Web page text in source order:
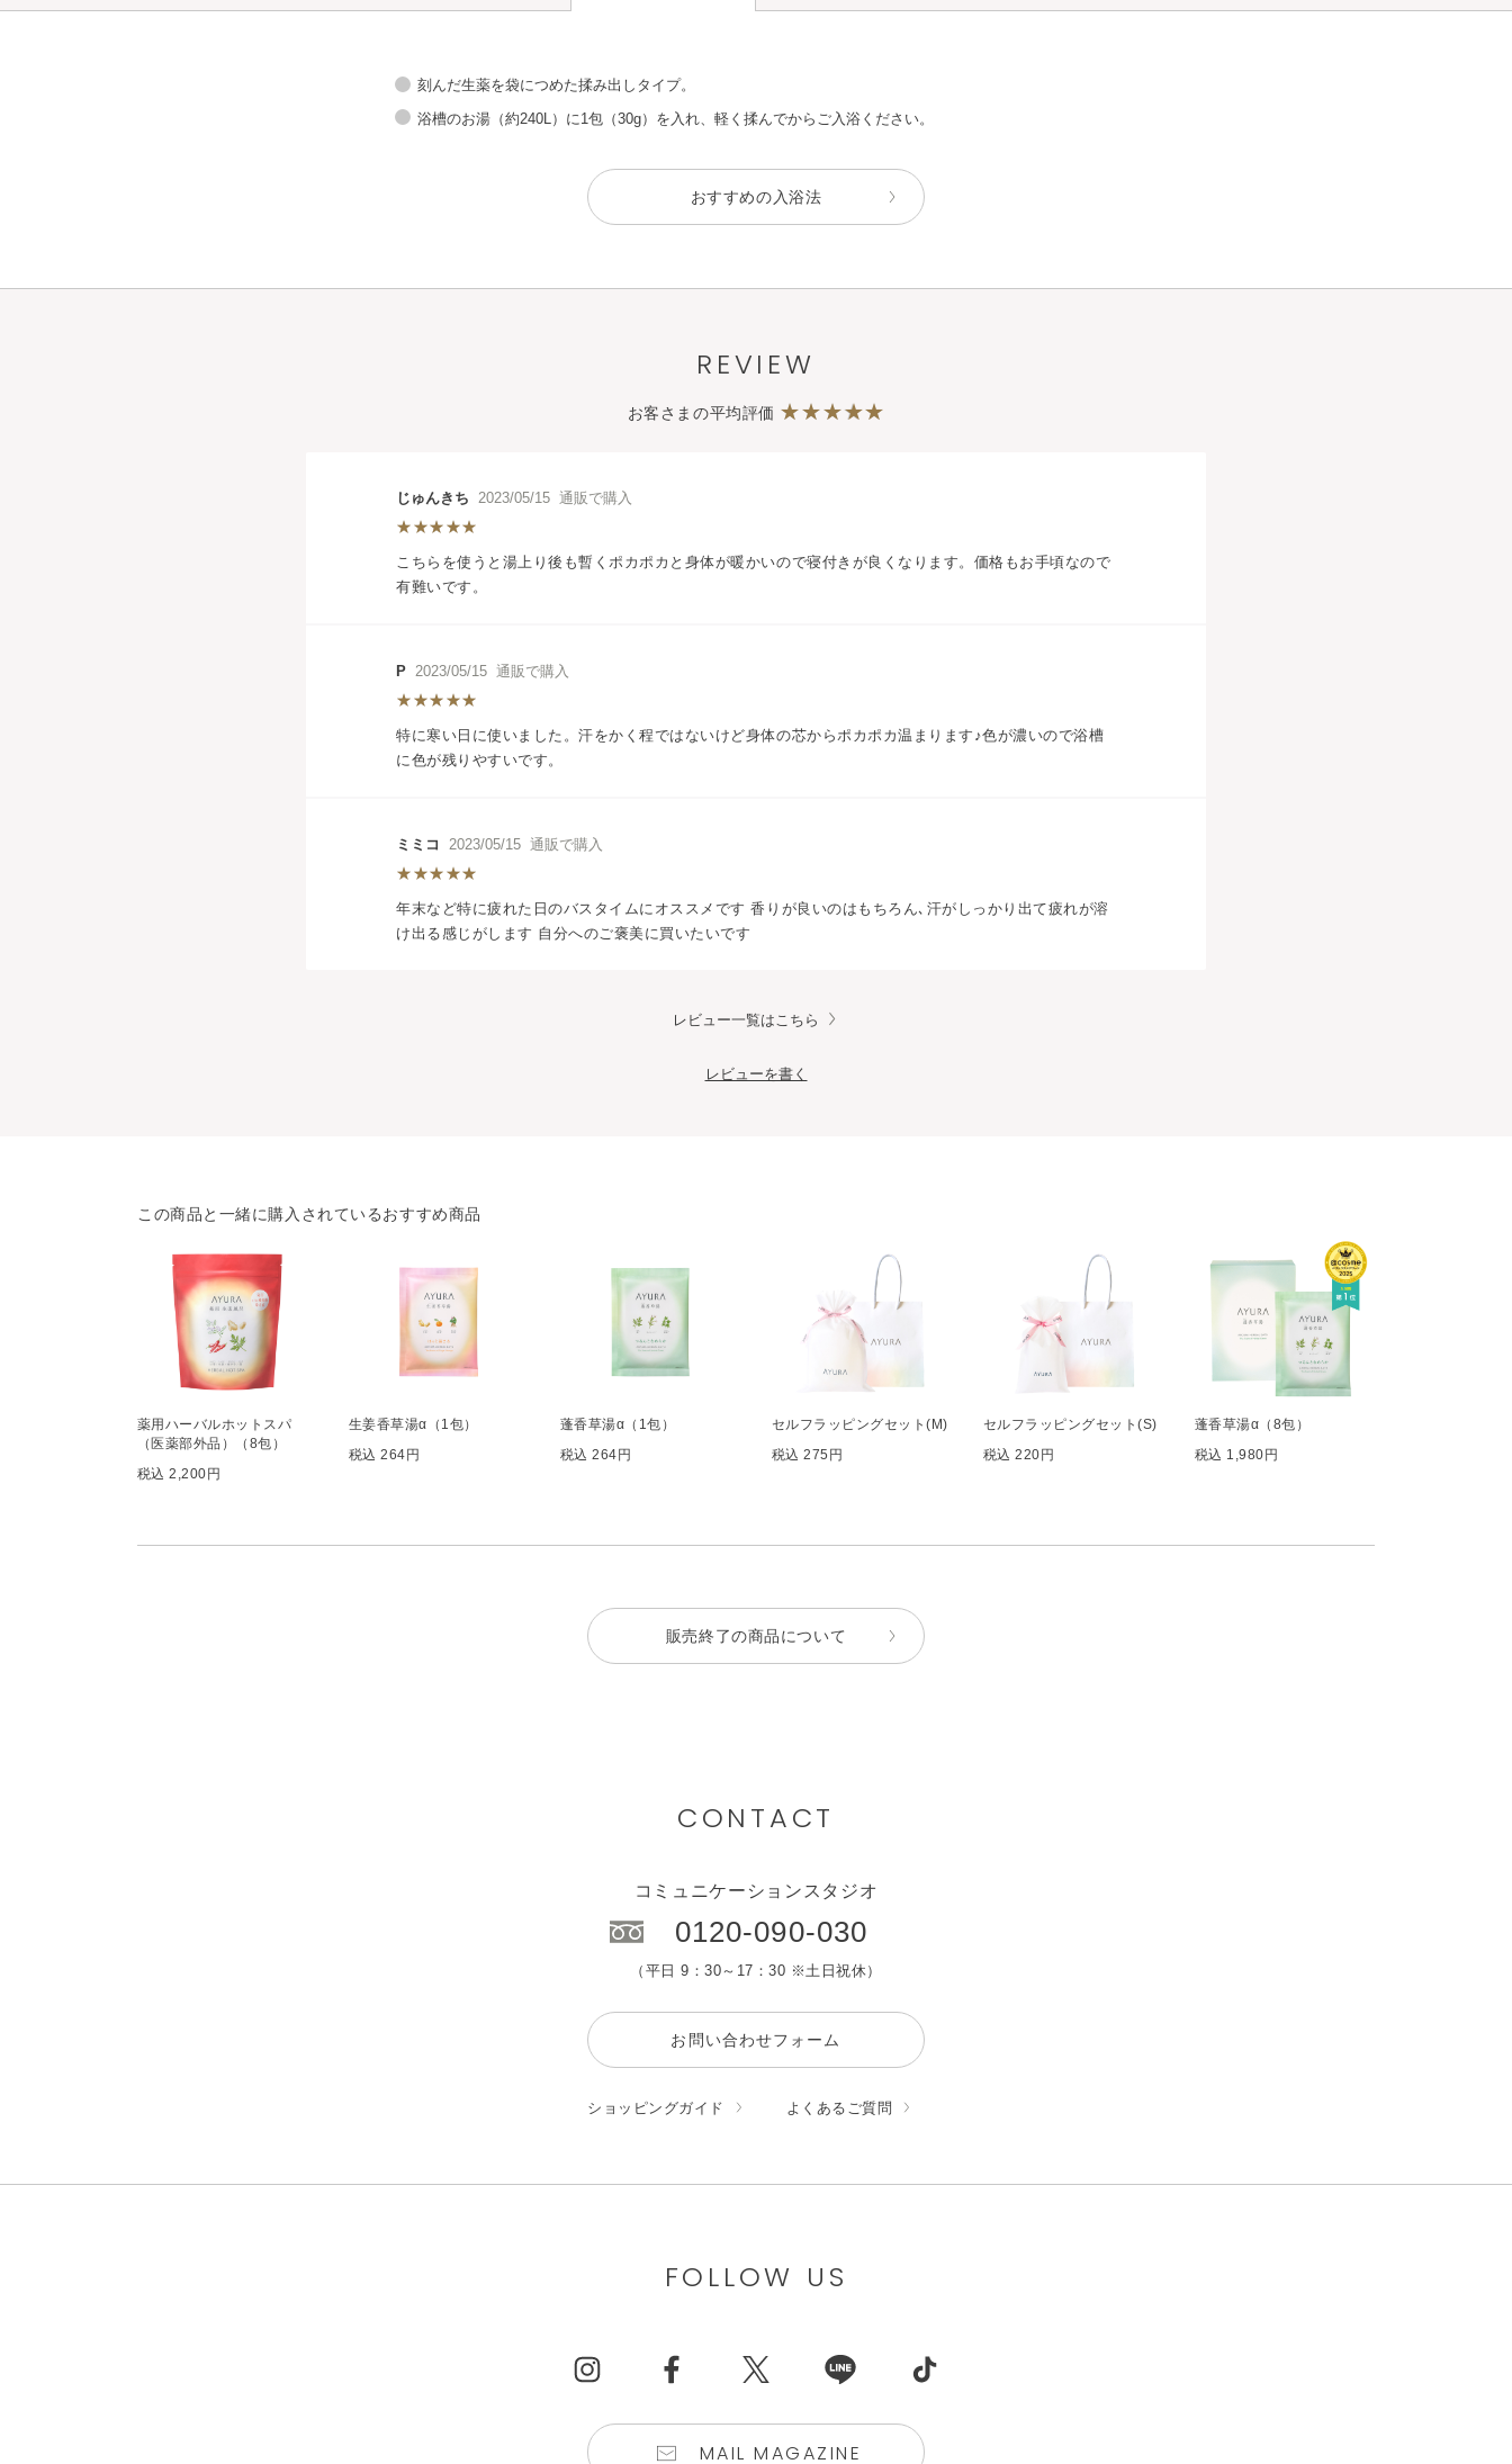
刻んだ生薬を袋につめた揉み出しタイプ。
浴槽のお湯（約240L）に1包（30g）を入れ、軽く揉んでからご入浴ください。
おすすめの入浴法
REVIEW
お客さまの平均評価
じゅんきち 2023/05/15 通販で購入
こちらを使うと湯上り後も暫くポカポカと身体が暖かいので寝付きが良くなります。価格もお手頃なので
有難いです。
P 2023/05/15 通販で購入
特に寒い日に使いました。汗をかく程ではないけど身体の芯からポカポカ温まります♪色が濃いので浴槽
に色が残りやすいです。
ミミコ 2023/05/15 通販で購入
年末など特に疲れた日のバスタイムにオススメです 香りが良いのはもちろん､汗がしっかり出て疲れが溶
け出る感じがします 自分へのご褒美に買いたいです
レビュー一覧はこちら
レビューを書く
この商品と一緒に購入されているおすすめ商品
薬用ハーバルホットスパ
（医薬部外品）（8包）
税込 2,200円
生姜香草湯α（1包）
税込 264円
蓬香草湯α（1包）
税込 264円
セルフラッピングセット(M)
税込 275円
セルフラッピングセット(S)
税込 220円
蓬香草湯α（8包）
税込 1,980円
販売終了の商品について
CONTACT
コミュニケーションスタジオ
0120-090-030
（平日 9：30～17：30 ※土日祝休）
お問い合わせフォーム
ショッピングガイド よくあるご質問
FOLLOW US
MAIL MAGAZINE